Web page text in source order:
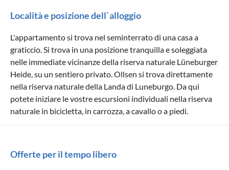
Località e posizione dell`alloggio
L'appartamento si trova nel seminterrato di una casa a
graticcio. Si trova in una posizione tranquilla e soleggiata
nelle immediate vicinanze della riserva naturale Lüneburger
Heide, su un sentiero privato. Ollsen si trova direttamente
nella riserva naturale della Landa di Luneburgo. Da qui
potete iniziare le vostre escursioni individuali nella riserva
naturale in bicicletta, in carrozza, a cavallo o a piedi.
Offerte per il tempo libero